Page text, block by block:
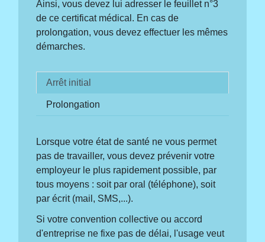
Ainsi, vous devez lui adresser le feuillet n°3
de ce certificat médical. En cas de
prolongation, vous devez effectuer les mêmes
démarches.
Arrêt initial
Prolongation
Lorsque votre état de santé ne vous permet
pas de travailler, vous devez prévenir votre
employeur le plus rapidement possible, par
tous moyens : soit par oral (téléphone), soit
par écrit (mail, SMS,...).
Si votre convention collective ou accord
d'entreprise ne fixe pas de délai, l'usage veut